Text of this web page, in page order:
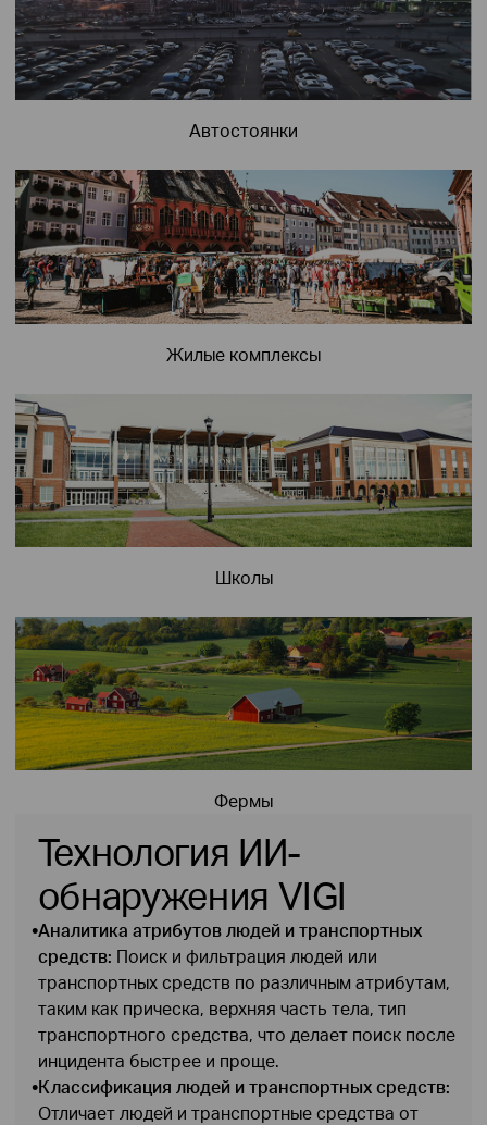
Автостоянки
Жилые комплексы
Школы
Фермы
Технология ИИ-
обнаружения VIGI
•Аналитика атрибутов людей и транспортных
средств: Поиск и фильтрация людей или
транспортных средств по различным атрибутам,
таким как прическа, верхняя часть тела, тип
транспортного средства, что делает поиск после
инцидента быстрее и проще.
•Классификация людей и транспортных средств:
Отличает людей и транспортные средства от